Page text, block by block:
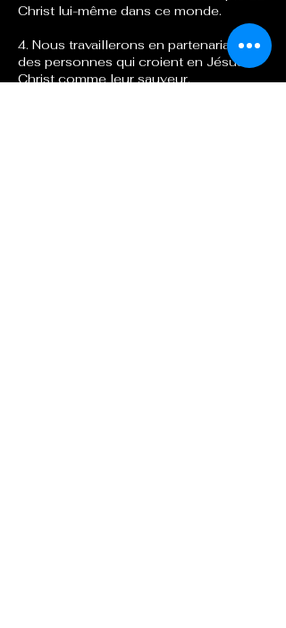
Christ lui-même dans ce monde.
4. Nous travaillerons en partenariat avec
des personnes qui croient en Jésus-
Christ comme leur sauveur.